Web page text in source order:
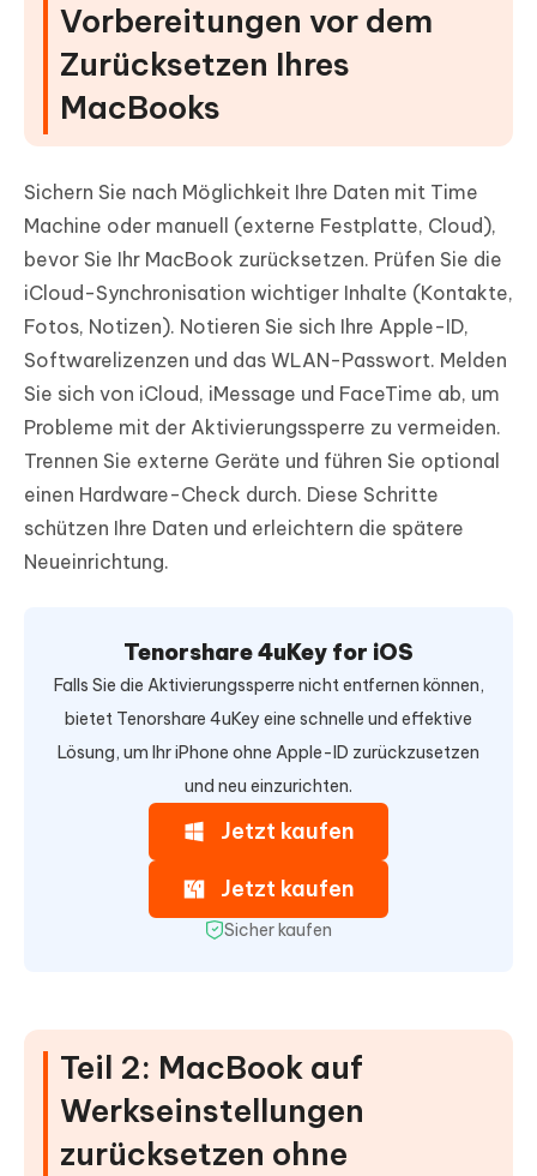
Vorbereitungen vor dem
Zurücksetzen Ihres
MacBooks
Sichern Sie nach Möglichkeit Ihre Daten mit Time
Machine oder manuell (externe Festplatte, Cloud),
bevor Sie Ihr MacBook zurücksetzen. Prüfen Sie die
iCloud-Synchronisation wichtiger Inhalte (Kontakte,
Fotos, Notizen). Notieren Sie sich Ihre Apple-ID,
Softwarelizenzen und das WLAN-Passwort. Melden
Sie sich von iCloud, iMessage und FaceTime ab, um
Probleme mit der Aktivierungssperre zu vermeiden.
Trennen Sie externe Geräte und führen Sie optional
einen Hardware-Check durch. Diese Schritte
schützen Ihre Daten und erleichtern die spätere
Neueinrichtung.
Tenorshare 4uKey for iOS
Falls Sie die Aktivierungssperre nicht entfernen können,
bietet Tenorshare 4uKey eine schnelle und effektive
Lösung, um Ihr iPhone ohne Apple-ID zurückzusetzen
und neu einzurichten.
Jetzt kaufen
Jetzt kaufen
Sicher kaufen
Teil 2: MacBook auf
Werkseinstellungen
zurücksetzen ohne